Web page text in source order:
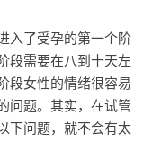
入了受孕的第一个阶
段需要在八到十天左
段女性的情绪很容易
问题。其实，在试管
下问题，就不会有太